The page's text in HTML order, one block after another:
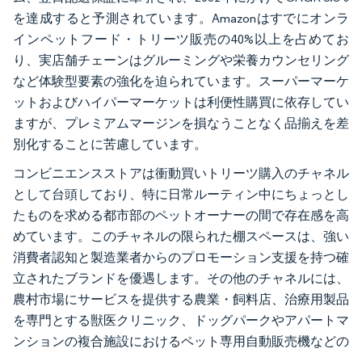
を達成すると予測されています。Amazonはすでにオンラ
インペットフード・トリーツ販売の40%以上を占めてお
り、実店舗チェーンはグルーミングや栄養カウンセリング
など体験型要素の強化を迫られています。スーパーマーケ
ットおよびハイパーマーケットは利便性購買に依存してい
ますが、プレミアムマージンを損なうことなく品揃えを差
別化することに苦慮しています。
コンビニエンスストアは衝動買いトリーツ購入のチャネル
として台頭しており、特に日常ルーティン中にちょっとし
たものを求める都市部のペットオーナーの間で存在感を高
めています。このチャネルの限られた棚スペースは、強い
消費者認知と製造業者からのプロモーション支援を持つ確
立されたブランドを優遇します。その他のチャネルには、
農村市場にサービスを提供する農業・飼料店、治療用製品
を専門とする獣医クリニック、ドッグパークやアパートマ
ンションの複合施設におけるペット専用自動販売機などの